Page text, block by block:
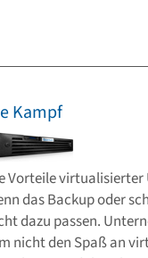
Kampf
Vorteile
das Backup oder
dazu passen.
nicht den Spaß an